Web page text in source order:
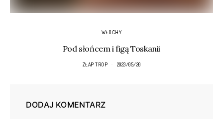
WŁOCHY
Pod słońcem i figą Toskanii
ZŁAP TROP 2023/05/20
DODAJ KOMENTARZ